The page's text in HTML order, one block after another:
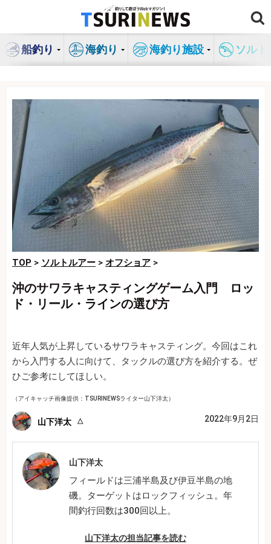
ン
船釣り 海釣り 海釣り施設 ソル
TOP > ソルトルアー > オフショア >
沖のサワラキャスティングゲーム入門 ロッ
ド・リール・ラインの選び方
近年人気が上昇しているサワラキャスティング。今回はこれ
から入門する人に向けて、タックルの選び方を紹介する。ぜ
ひご参考にしてほしい。
（アイキャッチ画像提供：TSURINEWSライター山下洋太）
山下洋太 2022年9月2日
山下洋太
フィールドは三浦半島及び伊豆半島の地
磯。ターゲットはロックフィッシュ。年
間釣行回数は300回以上。
山下洋太の担当記事を読む